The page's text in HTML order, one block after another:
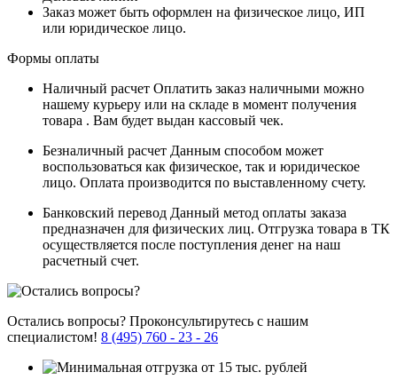
Заказ может быть оформлен на физическое лицо, ИП
или юридическое лицо.
Формы оплаты
Наличный расчет Оплатить заказ наличными можно
нашему курьеру или на складе в момент получения
товара . Вам будет выдан кассовый чек.
Безналичный расчет Данным способом может
воспользоваться как физическое, так и юридическое
лицо. Оплата производится по выставленному счету.
Банковский перевод Данный метод оплаты заказа
предназначен для физических лиц. Отгрузка товара в ТК
осуществляется после поступления денег на наш
расчетный счет.
Остались вопросы? Проконсультирутесь с нашим
специалистом! 8 (495) 760 - 23 - 26